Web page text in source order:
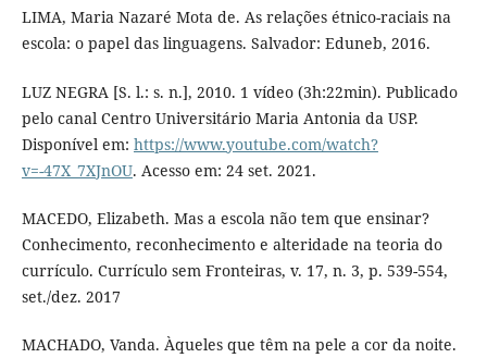
LIMA, Maria Nazaré Mota de. As relações étnico-raciais na
escola: o papel das linguagens. Salvador: Eduneb, 2016.
LUZ NEGRA [S. l.: s. n.], 2010. 1 vídeo (3h:22min). Publicado
pelo canal Centro Universitário Maria Antonia da USP.
Disponível em: https://www.youtube.com/watch?
v=-47X_7XJnOU. Acesso em: 24 set. 2021.
MACEDO, Elizabeth. Mas a escola não tem que ensinar?
Conhecimento, reconhecimento e alteridade na teoria do
currículo. Currículo sem Fronteiras, v. 17, n. 3, p. 539-554,
set./dez. 2017
MACHADO, Vanda. Àqueles que têm na pele a cor da noite.